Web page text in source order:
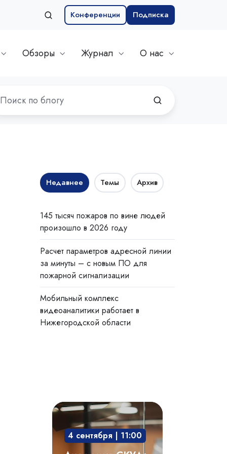
Конференции Подписка
Обзоры Журнал О нас
Недавнее Темы Архив
145 тысяч пожаров по вине людей
произошло в 2026 году
Расчет параметров адресной линии
за минуты – с новым ПО для
пожарной сигнализации
Мобильный комплекс
видеоаналитики работает в
Нижегородской области
Академия
СКУД:
мобильный
доступ,
4 сентября | 11:00